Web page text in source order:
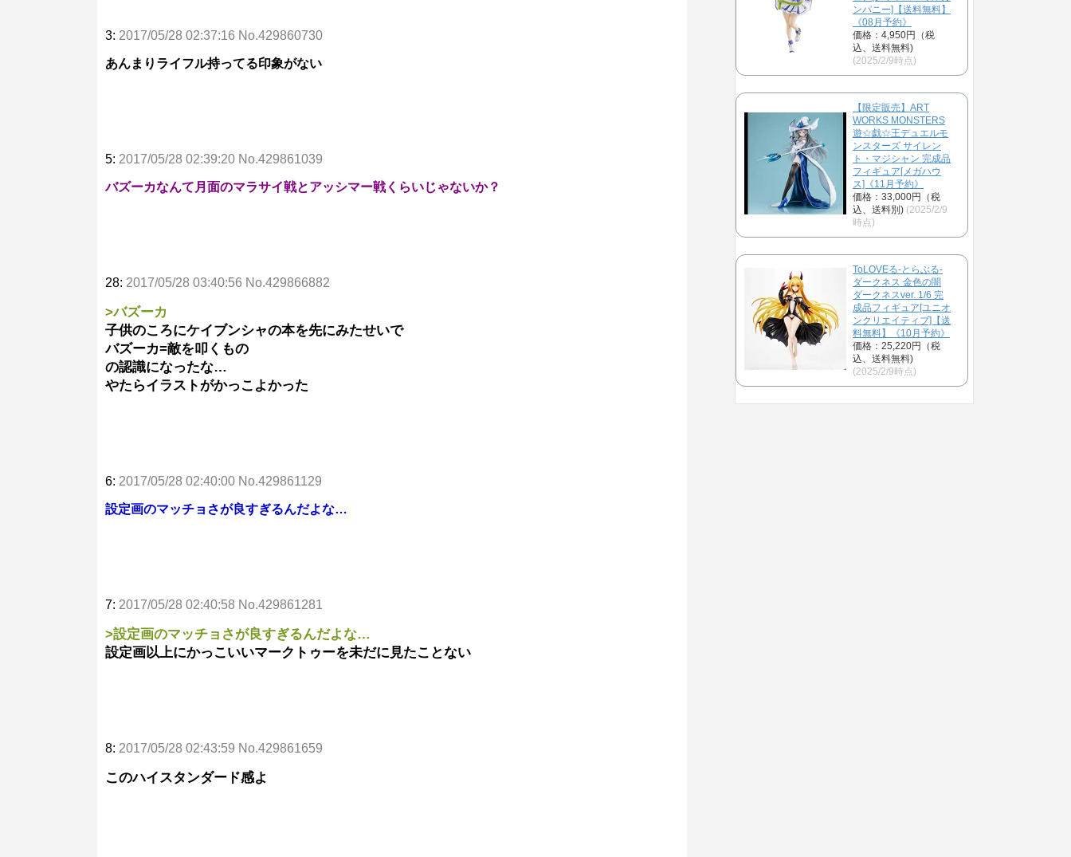
3: 2017/05/28 02:37:16 No.429860730
あんまりライフル持ってる印象がない
5: 2017/05/28 02:39:20 No.429861039
バズーカなんて月面のマラサイ戦とアッシマー戦くらいじゃないか？
28: 2017/05/28 03:40:56 No.429866882
>バズーカ
子供のころにケイブンシャの本を先にみたせいで
バズーカ=敵を叩くもの
の認識になったな…
やたらイラストがかっこよかった
6: 2017/05/28 02:40:00 No.429861129
設定画のマッチョさが良すぎるんだよな…
7: 2017/05/28 02:40:58 No.429861281
>設定画のマッチョさが良すぎるんだよな…
設定画以上にかっこいいマークトゥーを未だに見たことない
8: 2017/05/28 02:43:59 No.429861659
このハイスタンダード感よ
ンパニー]【送料無料】
《08月予約》
価格：4,950円（税
込、送料無料)
(2025/2/9時点)
【限定販売】ART
WORKS MONSTERS
遊☆戯☆王デュエルモ
ンスターズ サイレン
ト・マジシャン 完成品
フィギュア[メガハウ
ス]《11月予約》
価格：33,000円（税
込、送料別) (2025/2/9
時点)
ToLOVEる-とらぶる-
ダークネス 金色の闇
ダークネスver. 1/6 完
成品フィギュア[ユニオ
ンクリエイティブ]【送
料無料】《10月予約》
価格：25,220円（税
込、送料無料)
(2025/2/9時点)